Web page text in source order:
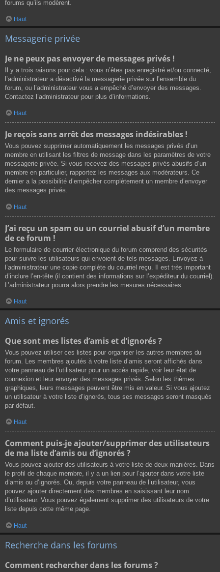
forums qu’ils modèrent.
Haut
Messagerie privée
Je ne peux pas envoyer de messages privés !
Il y a trois raisons pour cela : vous n’êtes pas enregistré et/ou connecté,
l’administrateur a désactivé la messagerie privée sur l’ensemble du
forum, ou l’administrateur vous a empêché d’envoyer des messages.
Contactez l’administrateur pour plus d’informations.
Haut
Je reçois sans arrêt des messages indésirables !
Vous pouvez supprimer automatiquement les messages privés d’un
membre en utilisant les filtres de message dans les paramètres de votre
messagerie privée. Si vous recevez des messages privés abusifs d’un
membre en particulier, rapportez les messages aux modérateurs. Ce
dernier a la possibilité d’empêcher complètement un membre d’envoyer
des messages privés.
Haut
J’ai reçu un spam ou un courriel abusif d’un membre
de ce forum !
Le formulaire de courrier électronique du forum comprend des sécurités
pour suivre les utilisateurs qui envoient de tels messages. Envoyez à
l’administrateur une copie complète du courriel reçu. Il est très important
d’inclure l’en-tête (il contient des informations sur l’expéditeur du courriel).
L’administrateur pourra alors prendre les mesures nécessaires.
Haut
Amis et ignorés
Que sont mes listes d’amis et d’ignorés ?
Vous pouvez utiliser ces listes pour organiser les autres membres du
forum. Les membres ajoutés à votre liste d’amis seront affichés dans
votre panneau de l’utilisateur pour un accès rapide, voir leur état de
connexion et leur envoyer des messages privés. Selon les thèmes
graphiques, leurs messages peuvent être mis en valeur. Si vous ajoutez
un utilisateur à votre liste d’ignorés, tous ses messages seront masqués
par défaut.
Haut
Comment puis-je ajouter/supprimer des utilisateurs
de ma liste d’amis ou d’ignorés ?
Vous pouvez ajouter des utilisateurs à votre liste de deux manières. Dans
le profil de chaque membre, il y a un lien pour l’ajouter dans votre liste
d’amis ou d’ignorés. Ou, depuis votre panneau de l’utilisateur, vous
pouvez ajouter directement des membres en saisissant leur nom
d’utilisateur. Vous pouvez également supprimer des utilisateurs de votre
liste depuis cette même page.
Haut
Recherche dans les forums
Comment rechercher dans les forums ?